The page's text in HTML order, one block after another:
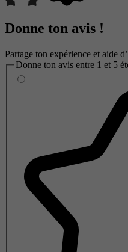
Donne ton avis !
Partage ton expérience et aide
Donne ton avis entre 1 et 5